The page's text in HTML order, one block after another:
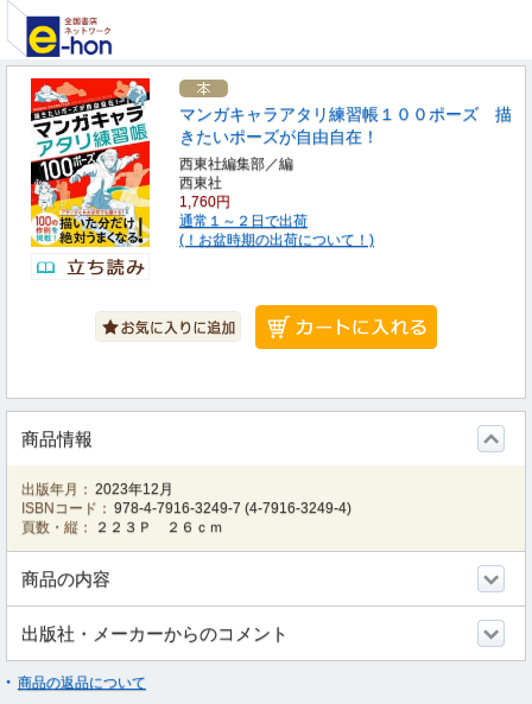
マンガキャラアタリ練習帳１００ポーズ 描
きたいポーズが自由自在！
西東社編集部／編
西東社
1,760円
通常１～２日で出荷
(！お盆時期の出荷について！)
商品情報
出版年月： 2023年12月
ISBNコード： 978-4-7916-3249-7 (4-7916-3249-4)
頁数・縦：
２２３Ｐ ２６ｃｍ
商品の内容
出版社・メーカーからのコメント
商品の返品について